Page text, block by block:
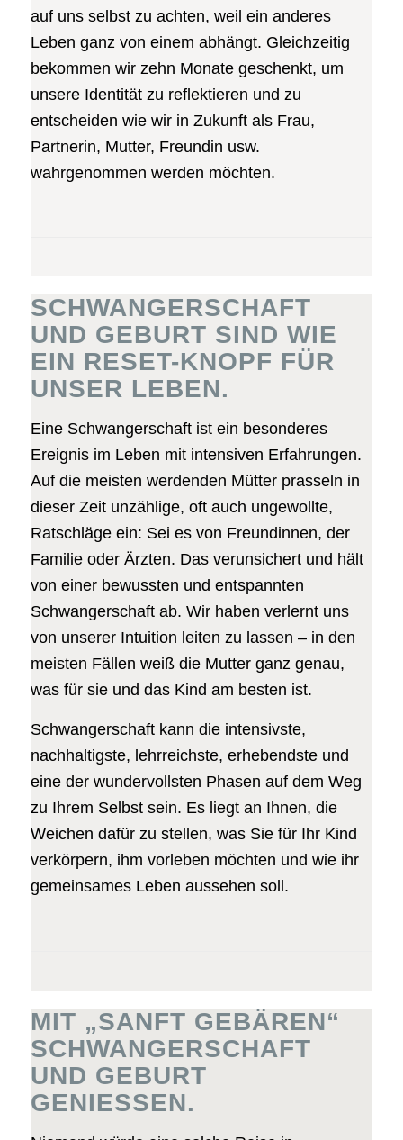
auf uns selbst zu achten, weil ein anderes
Leben ganz von einem abhängt. Gleichzeitig
bekommen wir zehn Monate geschenkt, um
unsere Identität zu reflektieren und zu
entscheiden wie wir in Zukunft als Frau,
Partnerin, Mutter, Freundin usw.
wahrgenommen werden möchten.
SCHWANGERSCHAFT
UND GEBURT SIND WIE
EIN RESET-KNOPF FÜR
UNSER LEBEN.
Eine Schwangerschaft ist ein besonderes
Ereignis im Leben mit intensiven Erfahrungen.
Auf die meisten werdenden Mütter prasseln in
dieser Zeit unzählige, oft auch ungewollte,
Ratschläge ein: Sei es von Freundinnen, der
Familie oder Ärzten. Das verunsichert und hält
von einer bewussten und entspannten
Schwangerschaft ab. Wir haben verlernt uns
von unserer Intuition leiten zu lassen – in den
meisten Fällen weiß die Mutter ganz genau,
was für sie und das Kind am besten ist.
Schwangerschaft kann die intensivste,
nachhaltigste, lehrreichste, erhebendste und
eine der wundervollsten Phasen auf dem Weg
zu Ihrem Selbst sein. Es liegt an Ihnen, die
Weichen dafür zu stellen, was Sie für Ihr Kind
verkörpern, ihm vorleben möchten und wie ihr
gemeinsames Leben aussehen soll.
MIT „SANFT GEBÄREN“
SCHWANGERSCHAFT
UND GEBURT
GENIESSEN.